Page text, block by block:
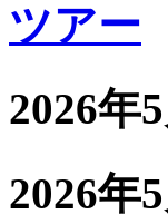
ツアー
2026年
2026年